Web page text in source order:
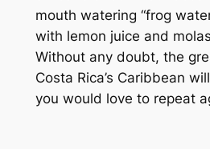
mouth watering “frog
with lemon juice and
Without any doubt, the
Costa Rica’s Caribbean
you would love to repeat